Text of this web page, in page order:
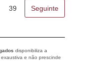
39 Seguinte
disponibiliza a
e não prescinde